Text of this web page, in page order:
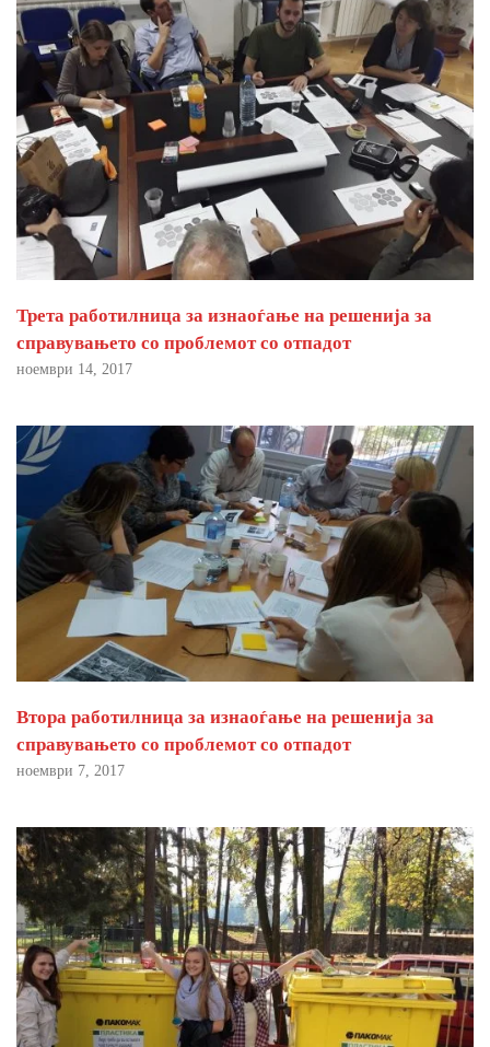
Трета работилница за изнаоѓање на решенија за
справувањето со проблемот со отпадот
ноември 14, 2017
Втора работилница за изнаоѓање на решенија за
справувањето со проблемот со отпадот
ноември 7, 2017